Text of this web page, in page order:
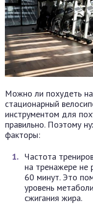
Можно ли похудеть
стационарный
инструментом для
правильно. Поэтому
факторы:
Частота
на тренажере
60 минут. Это
уровень
сжигания жира.